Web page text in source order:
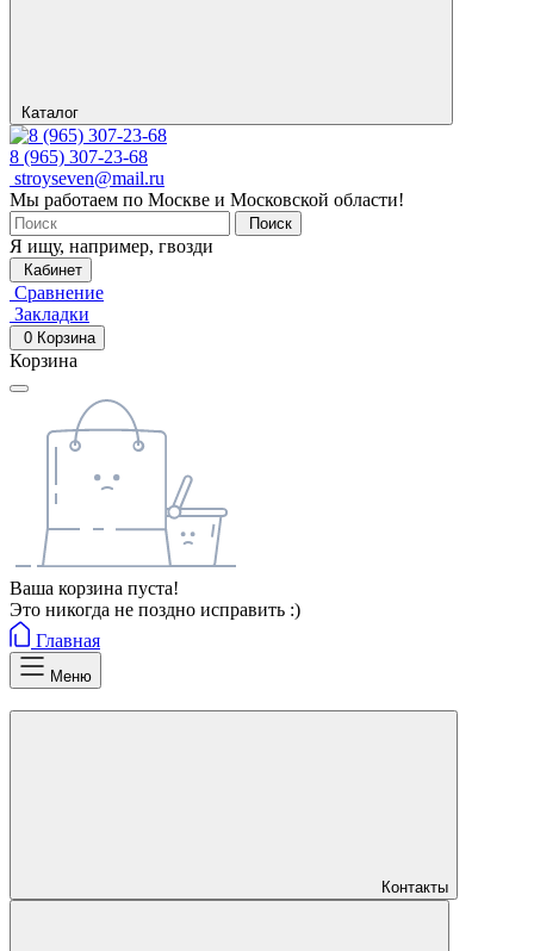
Каталог
8 (965) 307-23-68
stroyseven@mail.ru
Мы работаем по Москве и Московской области!
Поиск
Я ищу, например, гвозди
Кабинет
Сравнение
Закладки
0 Корзина
Корзина
Ваша корзина пуста!
Это никогда не поздно исправить :)
Главная
Меню
Контакты